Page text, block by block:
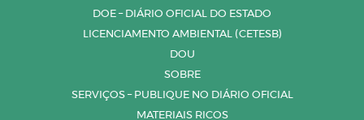
DOE – DIÁRIO OFICIAL DO ESTADO
LICENCIAMENTO AMBIENTAL (CETESB)
DOU
SOBRE
SERVIÇOS – PUBLIQUE NO DIÁRIO OFICIAL
MATERIAIS RICOS